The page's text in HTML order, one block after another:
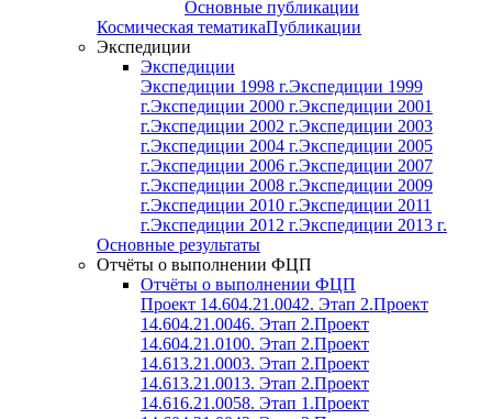
Основные публикации
Космическая тематикаПубликации
Экспедиции
Экспедиции
Экспедиции 1998 г.Экспедиции 1999
г.Экспедиции 2000 г.Экспедиции 2001
г.Экспедиции 2002 г.Экспедиции 2003
г.Экспедиции 2004 г.Экспедиции 2005
г.Экспедиции 2006 г.Экспедиции 2007
г.Экспедиции 2008 г.Экспедиции 2009
г.Экспедиции 2010 г.Экспедиции 2011
г.Экспедиции 2012 г.Экспедиции 2013 г.
Основные результаты
Отчёты о выполнении ФЦП
Отчёты о выполнении ФЦП
Проект 14.604.21.0042. Этап 2.Проект
14.604.21.0046. Этап 2.Проект
14.604.21.0100. Этап 2.Проект
14.613.21.0003. Этап 2.Проект
14.613.21.0013. Этап 2.Проект
14.616.21.0058. Этап 1.Проект